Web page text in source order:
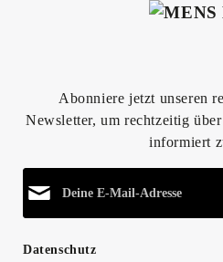
Abonniere jetzt unseren
Newsletter, um rechtzeitig
informiert
Datenschutz